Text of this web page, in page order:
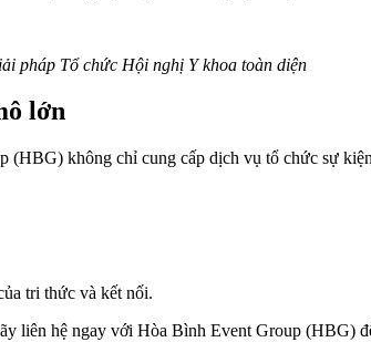
pháp Tổ chức Hội nghị Y khoa toàn diện
lớn
(HBG) không chỉ cung cấp dịch vụ tổ chức sự
tri thức và kết nối.
liên hệ ngay với Hòa Bình Event Group (HBG)